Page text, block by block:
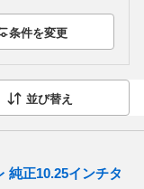
条件を変更
並び替え
純正10.25インチタ